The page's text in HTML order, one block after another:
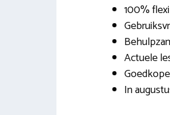
100%
Actuele
In